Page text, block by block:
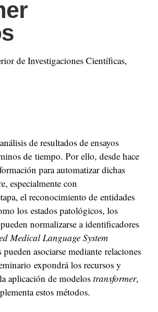
de Investigaciones Científicas,
de resultados de ensayos
de tiempo. Por ello, desde hace
para automatizar dichas
especialmente con
el reconocimiento de entidades
los estados patológicos, los
normalizarse a identificadores
Medical Language System
asociarse mediante relaciones
expondrá los recursos y
aplicación de modelos transformer,
estos métodos.